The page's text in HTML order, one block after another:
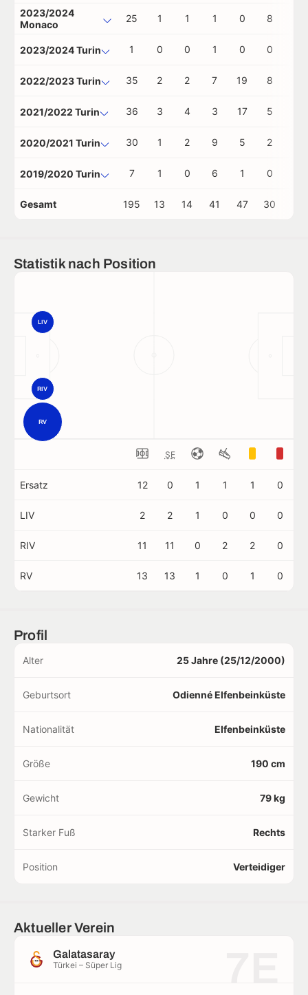
2023/2024
Monaco
25 1 1 1 0 8
2023/2024 Turin 1 0 0 1 0 0
2022/2023 Turin 35 2 2 7 19 8
2021/2022 Turin 36 3 4 3 17 5
2020/2021 Turin 30 1 2 9 5 2
2019/2020 Turin 7 1 0 6 1 0
Gesamt 195 13 14 41 47 30
Statistik nach Position
RV
RIV
LIV
SE
Ersatz 12 0 1 1 1 0
LIV 2 2 1 0 0 0
RIV 11 11 0 2 2 0
RV 13 13 1 0 1 0
Profil
Alter 25 Jahre (25/12/2000)
Geburtsort Odienné Elfenbeinküste
Nationalität Elfenbeinküste
Größe 190 cm
Gewicht 79 kg
Starker Fuß Rechts
Position Verteidiger
Aktueller Verein
Galatasaray
Türkei – Süper Lig